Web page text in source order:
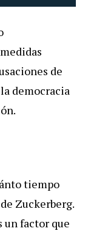
de
democracia
tiempo
Zuckerberg.
un factor que